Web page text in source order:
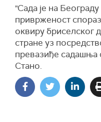
"Сада је на
приврженост
оквиру бриселског
стране уз
превазиђе садашња
Стано.